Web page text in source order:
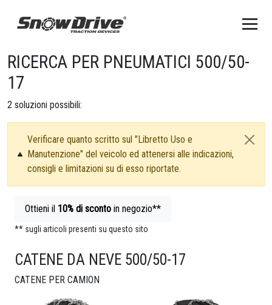
RICERCA PER PNEUMATICI 500/50-
17
2 soluzioni possibili:
Verificare quanto scritto sul "Libretto Uso e
Manutenzione" del veicolo ed attenersi alle indicazioni,
consigli e limitazioni su di esso riportate.
CATENE DA NEVE 500/50-17
CATENE PER CAMION
Ottieni il 10% di sconto in negozio**
** sugli articoli presenti su questo sito